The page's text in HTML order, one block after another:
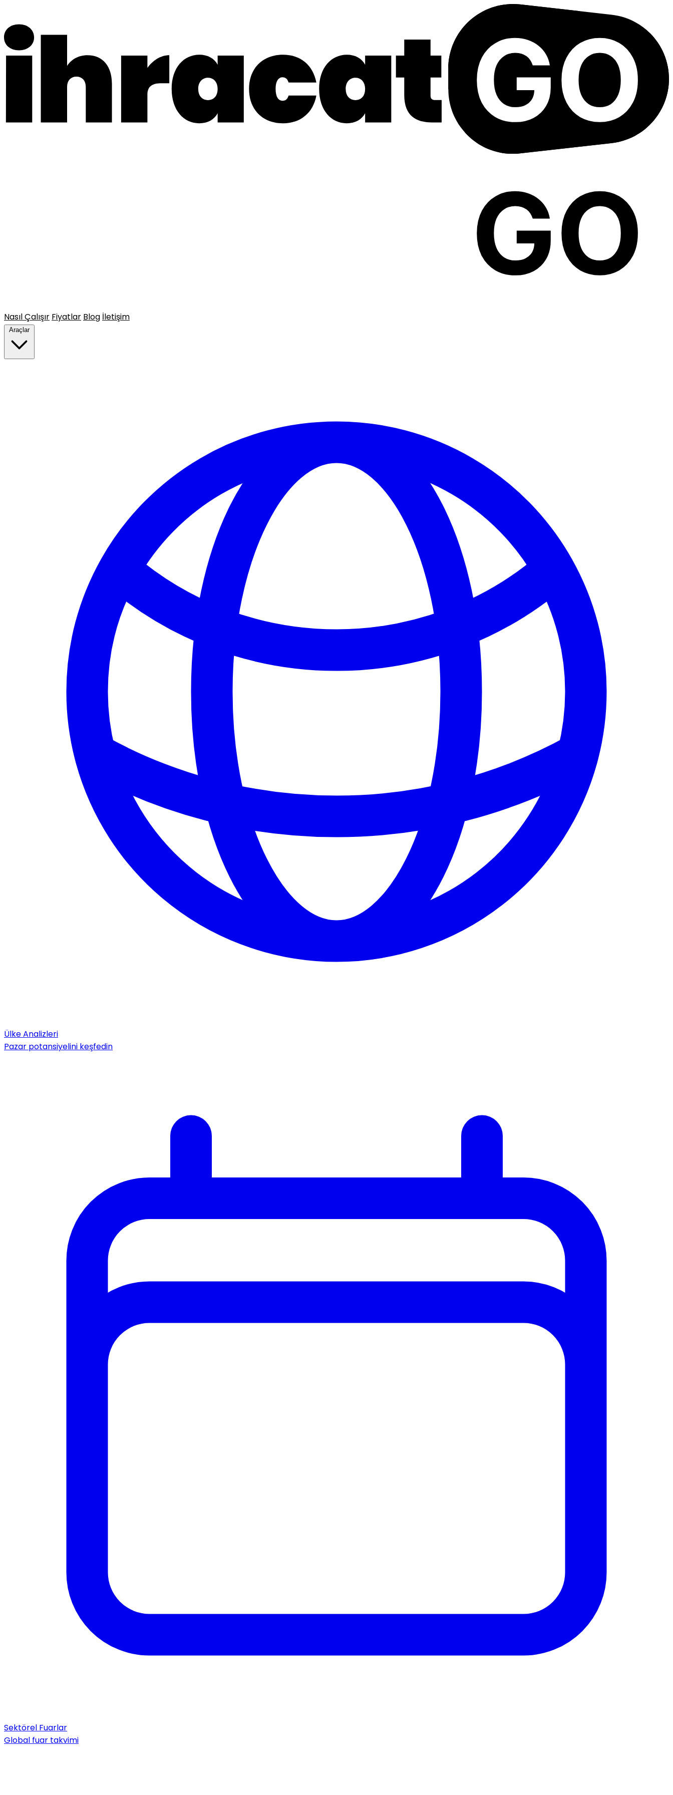
Nasıl Çalışır Fiyatlar Blog İletişim
Araçlar
Ülke Analizleri
Pazar potansiyelini keşfedin
Sektörel Fuarlar
Global fuar takvimi